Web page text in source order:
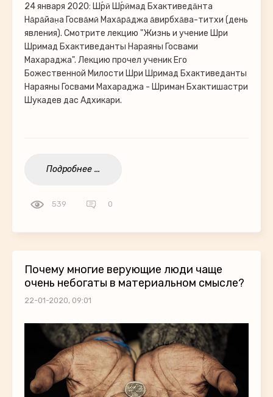
24 января 2020: Ш́рӣ Ш́рӣмад Бхактиведа̄нта
На̄ра̄йан̣а Госва̄мӣ Маха̄ра̄джа а̄вирбха̄ва-титхи (день
явления). Смотрите лекцию "Жизнь и учение Шри
Шримад Бхактиведанты Нараяны Госвами
Махараджа". Лекцию прочел ученик Его
Божественной Милости Шри Шримад Бхактиведанты
Нараяны Госвами Махараджа - Шриман Бхактишастри
Шукадев дас Адхикари.
Подробнее ...
539 0
Почему многие верующие люди чаще
очень небогаты в материальном смысле?
22-01-2020, 09:01